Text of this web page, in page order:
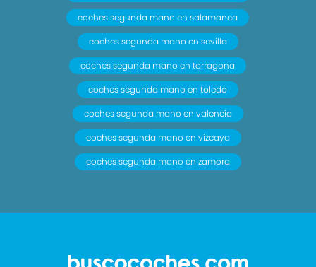
coches segunda mano en salamanca
coches segunda mano en sevilla
coches segunda mano en tarragona
coches segunda mano en toledo
coches segunda mano en valencia
coches segunda mano en vizcaya
coches segunda mano en zamora